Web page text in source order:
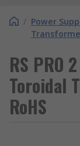
/ Power
RS PRO
Toroidal
RoHS